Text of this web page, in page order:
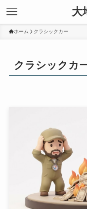
大
ホーム クラシックカー
クラシックカ